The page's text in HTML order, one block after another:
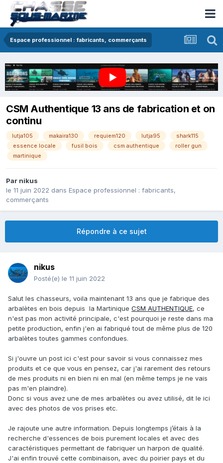
Espace professionnel : fabricants, commerçants
CSM Authentique 13 ans de fabrication et on
continu
lutja105 makaira130 requiem120 lutja95
shark115
essence locale
fusil bois csm authentique
roller gun
martinique
Par nikus
le 11 juin 2022 dans Espace professionnel : fabricants,
commerçants
Répondre à ce sujet
nikus
Posté(e) le 11 juin 2022
Salut les chasseurs, voila maintenant 13 ans que je fabrique des
arbalètes en bois depuis la Martinique CSM AUTHENTIQUE, ce
n'est pas mon activité principale, c'est pourquoi je reste dans ma
petite production, enfin j'en ai fabriqué tout de même plus de 120
arbalètes toutes gammes confondues.
Si j'ouvre un post ici c'est pour savoir si vous connaissez mes
produits et ce que vous en pensez, car j'ai rarement des retours
de mes produits ni en bien ni en mal (en même temps je ne vais
pas m'en plaindre).
Donc si vous avez une de mes arbalètes ou avez utilisé, dit le ici
avec des photos de vos prises etc.
Je rajoute une autre information. Depuis longtemps j’étais à la
recherche d'essences de bois purement locales et avec des
caractéristiques permettant de fabriquer un harpon de qualité.
J'ai enfin trouvé cette combinaison, avec du poirier pays et du